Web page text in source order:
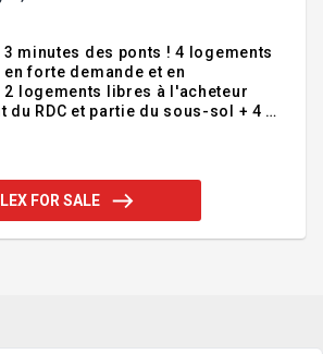
minutes des ponts ! 4 logements
forte demande et en
2 logements libres à l'acheteur
du RDC et partie du sous-sol + 4 ½
sol (possibilité d'autres
plus de 7 552 pc avec zonage
de zonage). Système de
FOR SALE